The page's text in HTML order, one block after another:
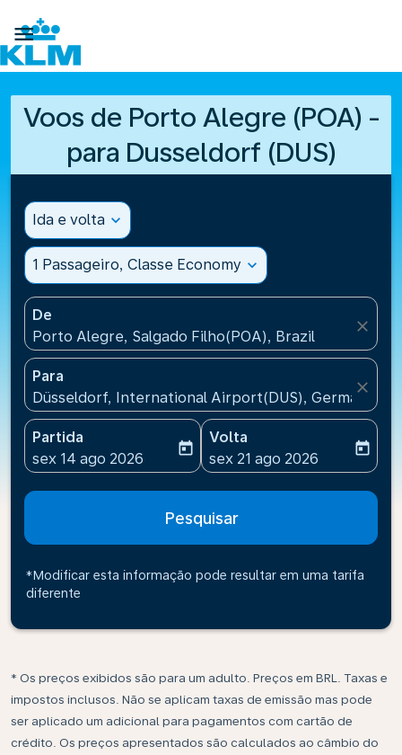

Voos de Porto Alegre (POA) -
para Dusseldorf (DUS)
Ida e volta expand_more
1 Passageiro, Classe Economy expand_more
De
Porto Alegre, Salgado Filho(POA), Brazil
close
Para
Düsseldorf, International Airport(DUS), Germany
close
Partida
fc-booking-departure-date-aria-label
sex 14 ago 2026
today
Volta
fc-booking-return-date-
sex 21 ago 2026
today
Pesquisar
*Modificar esta informação pode resultar em uma tarifa
diferente
* Os preços exibidos são para um adulto. Preços em BRL. Taxas e
impostos inclusos. Não se aplicam taxas de emissão mas pode
ser aplicado um adicional para pagamentos com cartão de
crédito. Os preços apresentados são calculados ao câmbio do